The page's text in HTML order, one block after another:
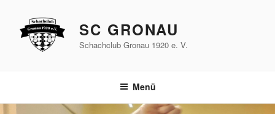
springen
SC GRONAU
Schachclub Gronau 1920 e. V.
Menü